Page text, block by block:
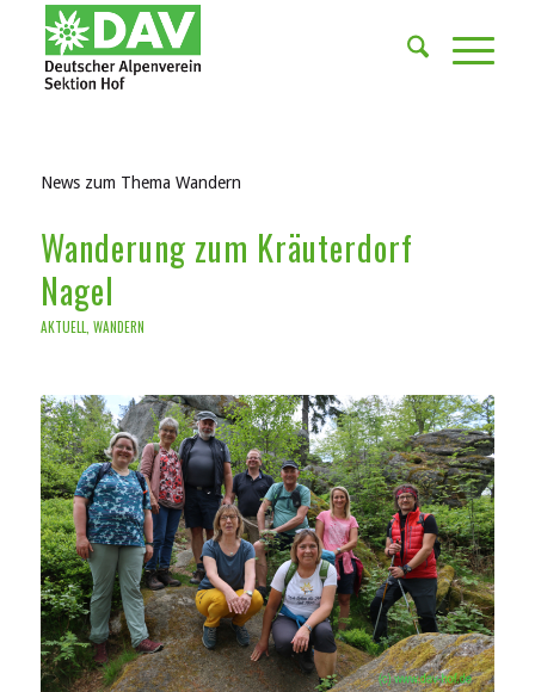
News zum Thema Wandern
Wanderung zum Kräuterdorf
Nagel
AKTUELL WANDERN